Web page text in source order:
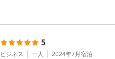
5
ビジネス 一人 2024年7月宿泊